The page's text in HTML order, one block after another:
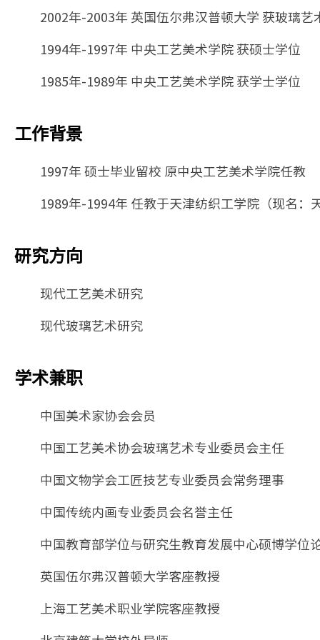
2002年-2003年 英国伍尔弗汉普顿大学 获玻璃艺
1994年-1997年 中央工艺美术学院 获硕士学位
1985年-1989年 中央工艺美术学院 获学士学位
工作背景
1997年 硕士毕业留校 原中央工艺美术学院任教
1989年-1994年 任教于天津纺织工学院（现名：
研究方向
现代工艺美术研究
现代玻璃艺术研究
学术兼职
中国美术家协会会员
中国工艺美术协会玻璃艺术专业委员会主任
中国文物学会工匠技艺专业委员会常务理事
中国传统内画专业委员会名誉主任
中国教育部学位与研究生教育发展中心硕博学位
英国伍尔弗汉普顿大学客座教授
上海工艺美术职业学院客座教授